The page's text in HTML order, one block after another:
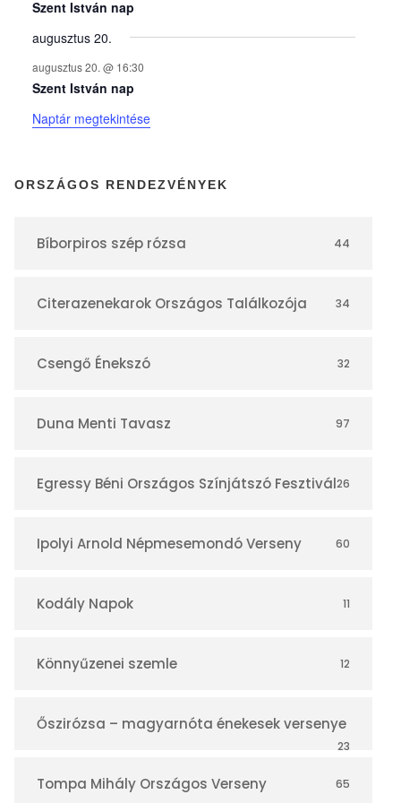
y
e
k
n
a
á
r
Szent István nap
augusztus 20.
augusztus 20. @ 16:30
Szent István nap
Naptár megtekintése
ORSZÁGOS RENDEZVÉNYEK
Bíborpiros szép rózsa 44
Citerazenekarok Országos Találkozója 34
Csengő Énekszó 32
Duna Menti Tavasz 97
Egressy Béni Országos Színjátszó Fesztivál26
Ipolyi Arnold Népmesemondó Verseny 60
Kodály Napok 11
Könnyűzenei szemle 12
Őszirózsa – magyarnóta énekesek versenye
23
Tompa Mihály Országos Verseny 65